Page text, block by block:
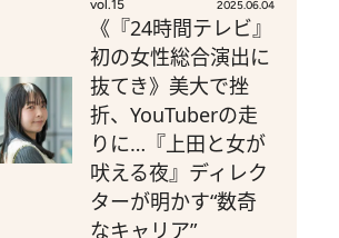
vol.15 2025.06.04
《『24時間テレビ』
初の女性総合演出に
抜てき》美大で挫
折、YouTuberの走
りに…『上田と女が
吠える夜』ディレク
ターが明かす“数奇
なキャリア”